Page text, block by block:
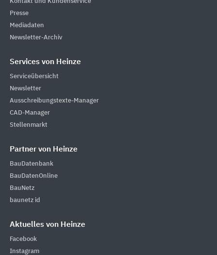
Kontakt und Kundenservice
Presse
Mediadaten
Newsletter-Archiv
Services von Heinze
Serviceübersicht
Newsletter
Ausschreibungstexte-Manager
CAD-Manager
Stellenmarkt
Partner von Heinze
BauDatenbank
BauDatenOnline
BauNetz
baunetz id
Aktuelles von Heinze
Facebook
Instagram